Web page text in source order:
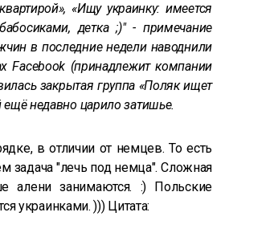
«Ищу украинку: имеется
детка ;)" - примечание
в последние недели наводнили
Facebook (принадлежит компании
закрытая группа «Поляк ищет
ещё недавно царило затишье.
в отличии от немцев. То есть
задача "лечь под немца". Сложная
алени занимаются. :) Польские
украинками. ))) Цитата: